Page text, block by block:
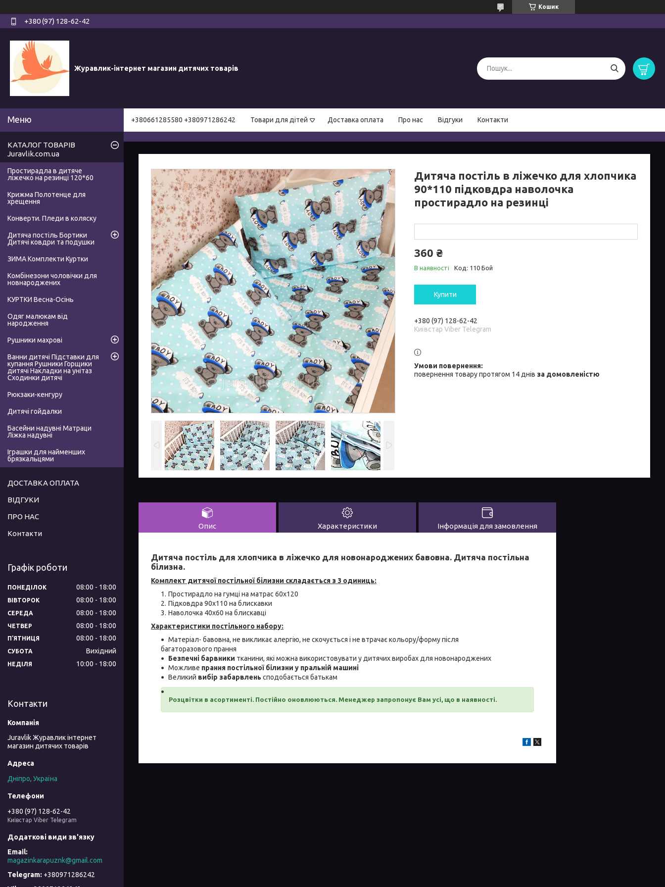
Кошик
+380 (97) 128-62-42
Журавлик-інтернет магазин дитячих товарів
+380661285580 +380971286242 Товари для дітей Доставка оплата Про нас Відгуки Контакти
Дитяча постіль в ліжечко для хлопчика
90*110 підковдра наволочка
простирадло на резинці
360 ₴
В наявності Код: 110 Бой
Купити
+380 (97) 128-62-42
Київстар Viber Telegram
повернення товару протягом 14 днів за домовленістю
Опис Характеристики Інформація для замовлення
Дитяча постіль для хлопчика в ліжечко для новонароджених бавовна. Дитяча постільна
білизна.
Комплект дитячої постільної білизни складається з 3 одиниць:
Простирадло на гумці на матрас 60x120
Підковдра 90х110 на блискавки
Наволочка 40x60 на блискавці
Характеристики постільного набору:
Матеріал- бавовна, не викликає алергію, не скочується і не втрачає кольору/форму після
багаторазового прання
Безпечні барвники тканини, які можна використовувати у дитячих виробах для новонароджених
Можливе прання постільної білизни у пральній машині
Великий вибір забарвлень сподобається батькам
Розцвітки в асортименті. Постійно оновлюються. Менеджер запропонує Вам усі, що в наявності.
КАТАЛОГ ТОВАРІВ
Juravlik.com.ua
Простирадла в дитяче
ліжечко на резинці 120*60
Крижма Полотенце для
хрещення
Конверти. Пледи в коляску
Дитяча постіль Бортики
Дитячі ковдри та подушки
ЗИМА Комплекти Куртки
Комбінезони чоловічки для
новнароджених
КУРТКИ Весна-Осінь
Одяг малюкам від
народження
Рушники махрові
Ванни дитячі Підставки для
купання Рушники Горщики
дитячі Накладки на унітаз
Сходинки дитячі
Рюкзаки-кенгуру
Дитячі гойдалки
Басейни надувні Матраци
Ліжка надувні
Іграшки для найменших
брязкальцями
ДОСТАВКА ОПЛАТА
ВІДГУКИ
ПРО НАС
Контакти
Графік роботи
ПОНЕДІЛОК 08:00 18:00
ВІВТОРОК 08:00 18:00
СЕРЕДА 08:00 18:00
ЧЕТВЕР 08:00 18:00
ПʼЯТНИЦЯ 08:00 18:00
СУБОТА Вихідний
НЕДІЛЯ 10:00 18:00
Контакти
Juravlik Журавлик інтернет
магазин дитячих товарів
Дніпро, Україна
+380 (97) 128-62-42
Київстар Viber Telegram
magazinkarapuznk@gmail.com
+380971286242